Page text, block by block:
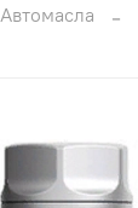
Автомасла